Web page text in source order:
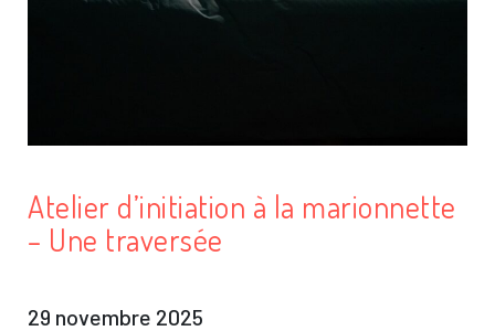
Atelier d’initiation à la marionnette
– Une traversée
29 novembre 2025